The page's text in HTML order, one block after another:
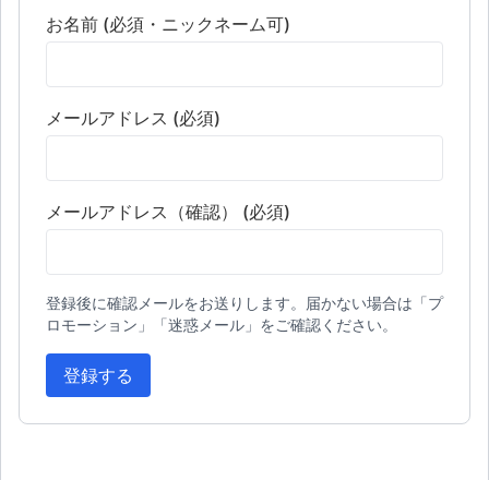
お名前 (必須・ニックネーム可)
メールアドレス (必須)
メールアドレス（確認） (必須)
登録後に確認メールをお送りします。届かない場合は「プ
ロモーション」「迷惑メール」をご確認ください。
登録する